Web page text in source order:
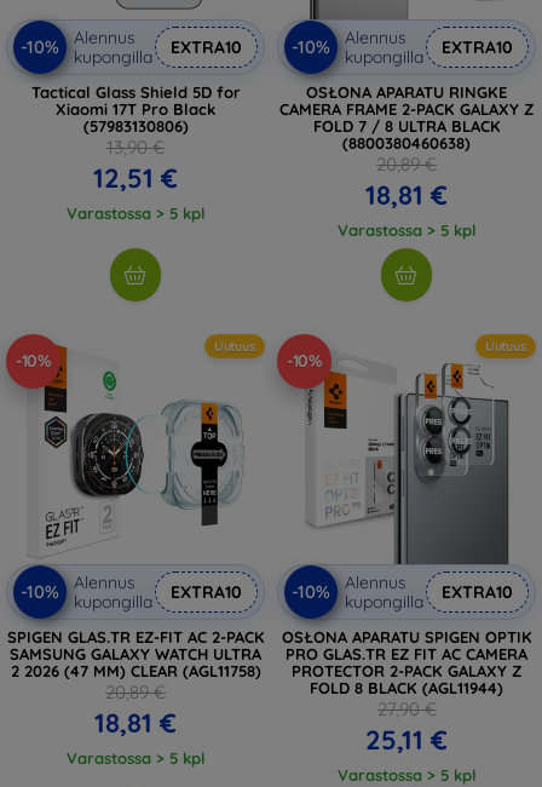
-10%
Alennus
kupongilla
EXTRA10
Tactical Glass Shield 5D for
Xiaomi 17T Pro Black
(57983130806)
13,90 €
12,51 €
Varastossa > 5 kpl
-10%
Alennus
kupongilla
EXTRA10
OSŁONA APARATU RINGKE
CAMERA FRAME 2-PACK GALAXY Z
FOLD 7 / 8 ULTRA BLACK
(8800380460638)
20,89 €
18,81 €
Varastossa > 5 kpl
-10%
Uutuus
-10%
Alennus
kupongilla
EXTRA10
SPIGEN GLAS.TR EZ-FIT AC 2-PACK
SAMSUNG GALAXY WATCH ULTRA
2 2026 (47 MM) CLEAR (AGL11758)
20,89 €
18,81 €
Varastossa > 5 kpl
-10%
Uutuus
-10%
Alennus
kupongilla
EXTRA10
OSŁONA APARATU SPIGEN OPTIK
PRO GLAS.TR EZ FIT AC CAMERA
PROTECTOR 2-PACK GALAXY Z
FOLD 8 BLACK (AGL11944)
27,90 €
25,11 €
Varastossa > 5 kpl